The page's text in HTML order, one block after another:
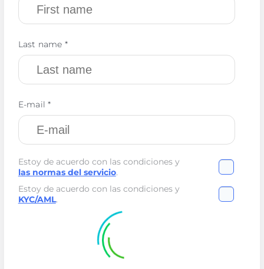
Last name *
E-mail *
Estoy de acuerdo con las condiciones y
las normas del servicio.
Estoy de acuerdo con las condiciones y
KYC/AML.